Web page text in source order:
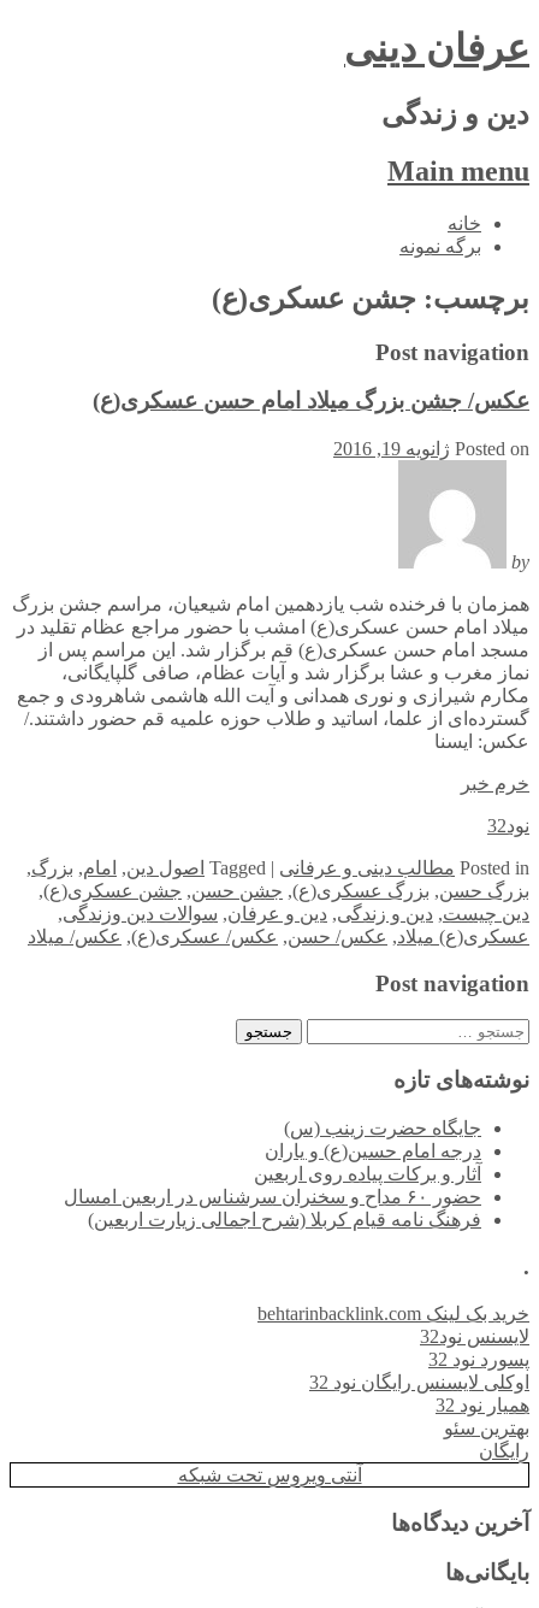
عرفان دینی
دین و زندگی
Main menu
Skip
خانه
برگه نمونه
برچسب: جشن عسکری(ع)
Post navigation
عکس/ جشن بزرگ میلاد امام حسن عسکری(ع)
Posted on ژانویه 19, 2016
by
همزمان با فرخنده شب یازدهمین امام شیعیان، مراسم جشن بزرگ
میلاد امام حسن عسکری(ع) امشب با حضور مراجع عظام تقلید در
مسجد امام حسن عسکری(ع) قم برگزار شد. این مراسم پس از
نماز مغرب و عشا برگزار شد و آیات عظام، صافی گلپایگانی،
مکارم شیرازی و نوری همدانی و آیت الله هاشمی شاهرودی و جمع
گسترده‌ای از علما، اساتید و طلاب حوزه علمیه قم حضور داشتند./
عکس: ایسنا
خرم خبر
نود32
Posted in مطالب دینی و عرفانی |
Tagged اصول دین, امام, بزرگ,
بزرگ حسن, بزرگ عسکری(ع), جشن حسن, جشن عسکری(ع),
دین چیست, دین و زندگی, دین و عرفان, سوالات دین وزندگی,
عسکری(ع) میلاد, عکس/ حسن, عکس/ عسکری(ع), عکس/ میلاد
Post navigation
جستجو
نوشته‌های تازه
جایگاه حضرت زینب (س)
درجه امام حسین(ع) و یاران
آثار و برکات پیاده روی اربعین
حضور ۶۰ مداح و سخنران سرشناس در اربعین امسال
فرهنگ نامه قیام کربلا (شرح اجمالی زیارت اربعین)
.
خرید بک لینک behtarinbacklink.com
لایسنس نود32
پسورد نود 32
اوکلی لایسنس رایگان نود 32
همیار نود 32
بهترین سئو
رایگان
آنتی ویروس تحت شبکه
آخرین دیدگاه‌ها
بایگانی‌ها